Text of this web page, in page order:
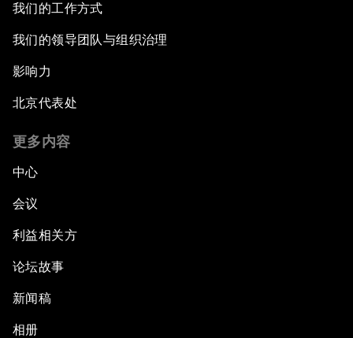
我们的工作方式
我们的领导团队与组织治理
影响力
北京代表处
更多内容
中心
会议
利益相关方
论坛故事
新闻稿
相册